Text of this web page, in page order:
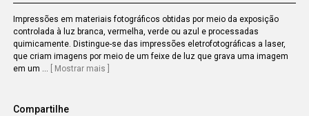
Impressões em materiais fotográficos obtidas por meio da exposição
controlada à luz branca, vermelha, verde ou azul e processadas
quimicamente. Distingue-se das impressões eletrofotográficas a laser,
que criam imagens por meio de um feixe de luz que grava uma imagem
em um ... [ Mostrar mais ]
Compartilhe